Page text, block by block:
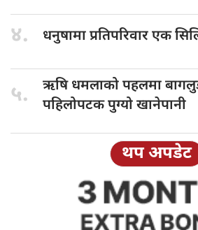
४. धनुषामा प्रतिपरिवारएक
५. ऋषि धमलाकोपहलमा
पहिलोपटक पुग्यो खानेपानी
थप अपडेट